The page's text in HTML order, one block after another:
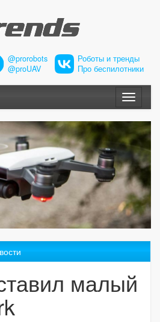
@prorobots
@proUAV
Роботы и тренды
Про беспилотники
Меню
малый